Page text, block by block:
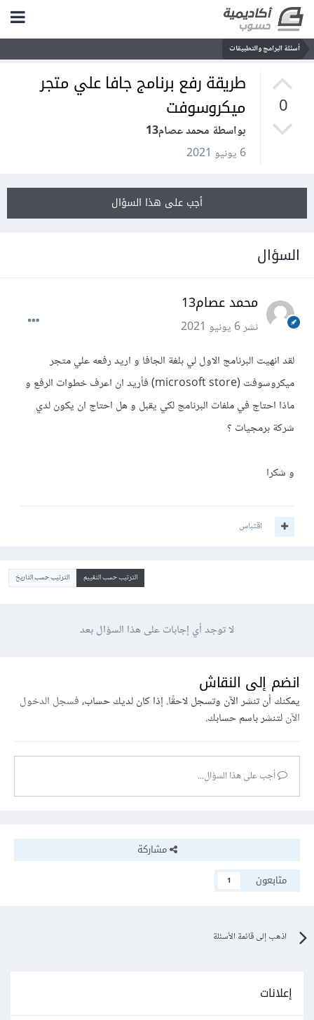
أسئلة البرامج والتطبيقات
0
طريقة رفع برنامج جافا علي متجر
ميكروسوفت
بواسطة محمد عصام13
6 يونيو 2021
أجب على هذا السؤال
السؤال
محمد عصام13
نشر6 يونيو 2021
لقد انهيت البرنامج الاول لي بلغة الجافا و اريد رفعه علي متجر
ميكروسوفت (microsoft store) فأريد ان اعرف خطوات الرفع و
ماذا احتاج في ملفات البرنامج لكي يقبل و هل احتاج ان يكون لدي
شركة برمجيات ؟
و شكرا
اقتباس
الترتيب حسب التقييم الترتيب حسب التاريخ
لا توجد أي إجابات على هذا السؤال بعد
انضم إلى النقاش
يمكنك أن تنشر الآن وتسجل لاحقًا. إذا كان لديك حساب،فسجل الدخول
الآنلتنشر باسم حسابك.
أجب على هذا السؤال...
مشاركة
متابعون
1
اذهب إلى قائمة الأسئلة
إعلانات